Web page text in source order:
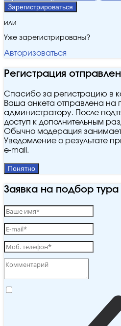
Зарегистрироваться
или
Уже зарегистрированы?
Авторизоваться
Регистрация
Спасибо за регистрацию в
Ваша анкета отправлена на
администратору. После
доступ к дополнительным
Обычно модерация
Уведомление о результате
e‑mail.
Понятно
Заявка на подбор тура